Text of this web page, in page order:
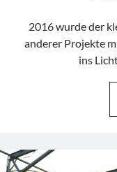
2016 wurde der
anderer Projekte
ins